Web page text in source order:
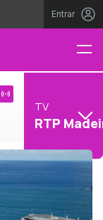
Entrar
TV
RTP